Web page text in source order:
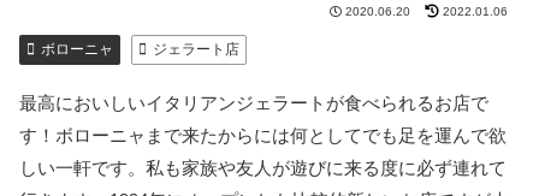
2020.06.20 2022.01.06
ボローニャ ジェラート店
最高においしいイタリアンジェラートが食べられるお店で
す！ボローニャまで来たからには何としてでも足を運んで欲
しい一軒です。私も家族や友人が遊びに来る度に必ず連れて